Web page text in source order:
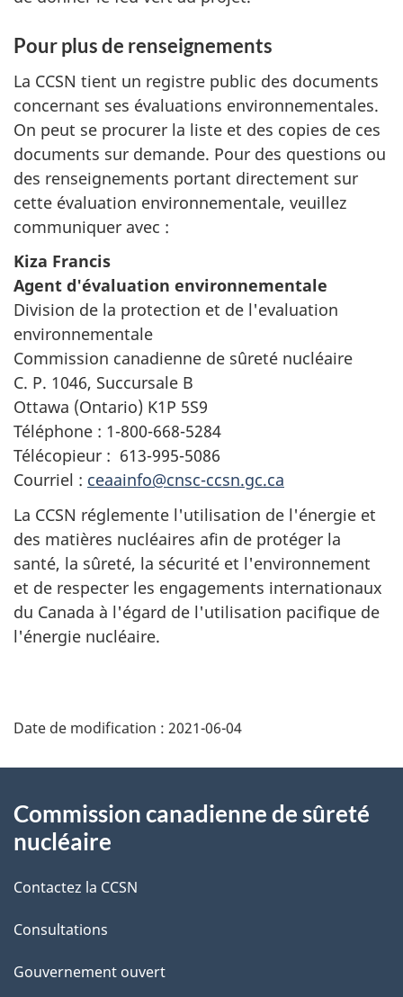
Pour plus de renseignements
La CCSN tient un registre public des documents
concernant ses évaluations environnementales.
On peut se procurer la liste et des copies de ces
documents sur demande. Pour des questions ou
des renseignements portant directement sur
cette évaluation environnementale, veuillez
communiquer avec :
Kiza Francis
Agent d'évaluation environnementale
Division de la protection et de l'evaluation
environnementale
Commission canadienne de sûreté nucléaire
C. P. 1046, Succursale B
Ottawa (Ontario) K1P 5S9
Téléphone : 1-800-668-5284
Télécopieur : 613-995-5086
Courriel : ceaainfo@cnsc-ccsn.gc.ca
La CCSN réglemente l'utilisation de l'énergie et
des matières nucléaires afin de protéger la
santé, la sûreté, la sécurité et l'environnement
et de respecter les engagements internationaux
du Canada à l'égard de l'utilisation pacifique de
l'énergie nucléaire.
é
a
i
l
s
d
Date de modification : 2021-06-04
propos
ce
site
Commission canadienne de sûreté
nucléaire
Contactez la CCSN
Consultations
Gouvernement ouvert